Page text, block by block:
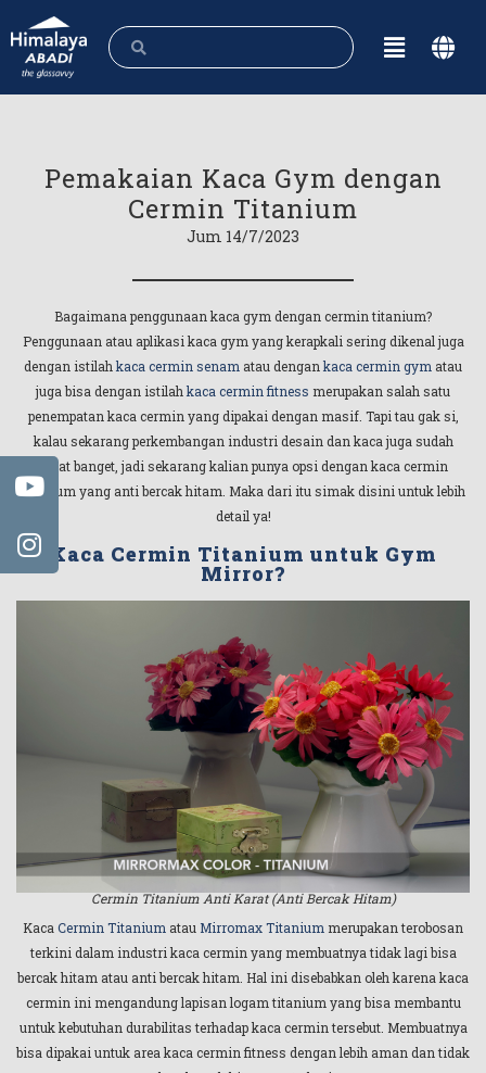
Pemakaian Kaca Gym dengan
Cermin Titanium
Jum 14/7/2023
Bagaimana penggunaan kaca gym dengan cermin titanium?
Penggunaan atau aplikasi kaca gym yang kerapkali sering dikenal juga
dengan istilah kaca cermin senam atau dengan kaca cermin gym atau
juga bisa dengan istilah kaca cermin fitness merupakan salah satu
penempatan kaca cermin yang dipakai dengan masif. Tapi tau gak si,
kalau sekarang perkembangan industri desain dan kaca juga sudah
pesat banget, jadi sekarang kalian punya opsi dengan kaca cermin
titanium yang anti bercak hitam. Maka dari itu simak disini untuk lebih
detail ya!
Kaca Cermin Titanium untuk Gym
Mirror?
Cermin Titanium Anti Karat (Anti Bercak Hitam)
KacaCermin Titanium atau Mirromax Titanium merupakan terobosan
terkini dalam industri kaca cermin yang membuatnya tidak lagi bisa
bercak hitam atau anti bercak hitam. Hal ini disebabkan oleh karena kaca
cermin ini mengandung lapisan logam titanium yang bisa membantu
untuk kebutuhan durabilitas terhadap kaca cermin tersebut. Membuatnya
bisa dipakai untuk area kaca cermin fitness dengan lebih aman dan tidak